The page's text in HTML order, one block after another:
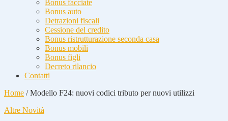
Bonus facciate
Bonus auto
Detrazioni fiscali
Cessione del credito
Bonus ristrutturazione seconda casa
Bonus mobili
Bonus figli
Decreto rilancio
Contatti
Home /Modello F24: nuovi codici tributo per nuovi utilizzi
Altre Novità